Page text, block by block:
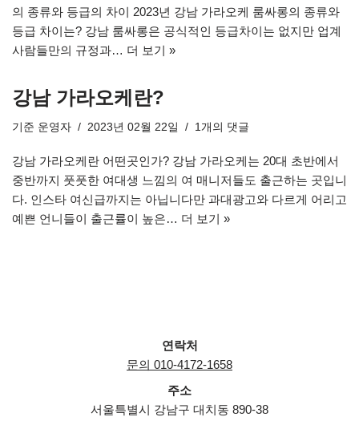
의 종류와 등급의 차이 2023년 강남 가라오케 룸싸롱의 종류와
등급 차이는? 강남 룸싸롱은 공식적인 등급차이는 없지만 업계
사람들만의 규정과… 더 보기 »
강남 가라오케란?
기준 운영자 2023년 02월 22일 1개의 댓글
강남 가라오케란 어떤곳인가? 강남 가라오케는 20대 초반에서
중반까지 풋풋한 여대생 느낌의 여 매니저들도 출근하는 곳입니
다. 인스타 여신급까지는 아닙니다만 과대광고와 다르게 어리고
예쁜 언니들이 출근률이 높은… 더 보기 »
연락처
문의 010-4172-1658
주소
서울특별시 강남구 대치동 890-38